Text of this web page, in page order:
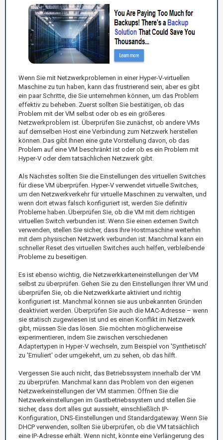
Wenn Sie mit Netzwerkproblemen in einer Hyper-V-virtuellen
Maschine zu tun haben, kann das frustrierend sein, aber es gibt
ein paar Schritte, die Sie unternehmen können, um das Problem
effektiv zu beheben. Zuerst sollten Sie bestätigen, ob das
Problem mit der VM selbst oder ob es ein größeres
Netzwerkproblem ist. Überprüfen Sie zunächst, ob andere VMs
auf demselben Host eine Verbindung zum Netzwerk herstellen
können. Das gibt Ihnen eine gute Vorstellung davon, ob das
Problem auf eine VM beschränkt ist oder ob es ein Problem mit
Hyper-V oder dem tatsächlichen Netzwerk gibt.
Als Nächstes sollten Sie die Einstellungen des virtuellen Switches
für diese VM überprüfen. Hyper-V verwendet virtuelle Switches,
um den Netzwerkverkehr für virtuelle Maschinen zu verwalten, und
wenn dort etwas falsch konfiguriert ist, werden Sie definitiv
Probleme haben. Überprüfen Sie, ob die VM mit dem richtigen
virtuellen Switch verbunden ist. Wenn Sie einen externen Switch
verwenden, stellen Sie sicher, dass Ihre Hostmaschine weiterhin
mit dem physischen Netzwerk verbunden ist. Manchmal kann ein
schneller Reset des virtuellen Switches auch helfen, verbleibende
Probleme zu beseitigen.
Es ist ebenso wichtig, die Netzwerkkarteneinstellungen der VM
selbst zu überprüfen. Gehen Sie zu den Einstellungen Ihrer VM und
überprüfen Sie, ob die Netzwerkkarte aktiviert und richtig
konfiguriert ist. Manchmal können sie aus unbekannten Gründen
deaktiviert werden. Überprüfen Sie auch die MAC-Adresse – wenn
sie statisch zugewiesen ist und es einen Konflikt im Netzwerk
gibt, müssen Sie das lösen. Sie möchten möglicherweise
experimentieren, indem Sie zwischen verschiedenen
Adaptertypen in Hyper-V wechseln, zum Beispiel von 'Synthetisch'
zu 'Emuliert' oder umgekehrt, um zu sehen, ob das hilft.
Vergessen Sie auch nicht, das Betriebssystem innerhalb der VM
zu überprüfen. Manchmal kann das Problem von den eigenen
Netzwerkeinstellungen der VM stammen. Öffnen Sie die
Netzwerkeinstellungen im Gastbetriebssystem und stellen Sie
sicher, dass dort alles gut aussieht, einschließlich IP-
Konfiguration, DNS-Einstellungen und Standardgateway. Wenn Sie
DHCP verwenden, sollten Sie überprüfen, ob die VM tatsächlich
eine IP-Adresse erhält. Wenn nicht, könnte eine Verlängerung des